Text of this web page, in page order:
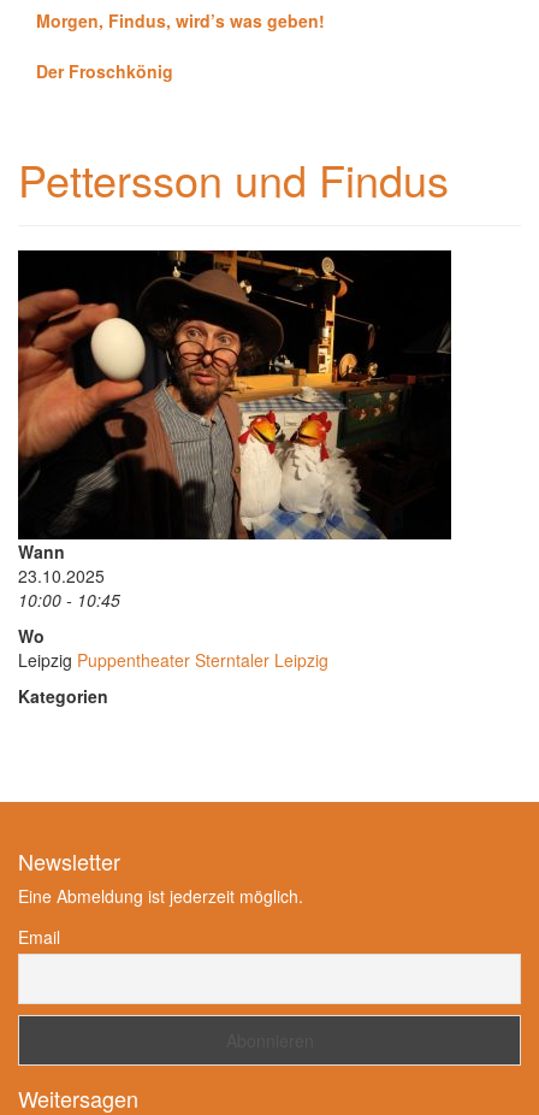
Morgen, Findus, wird’s was geben!
Der Froschkönig
Pettersson und Findus
Wann
23.10.2025
10:00 - 10:45
Wo
Leipzig Puppentheater Sterntaler Leipzig
Kategorien
Newsletter
Eine Abmeldung ist jederzeit möglich.
Email
Weitersagen